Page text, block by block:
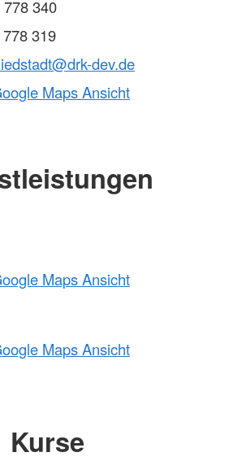
340
319
dev.de
Maps Ansicht
Maps Ansicht
Maps Ansicht
Kurse